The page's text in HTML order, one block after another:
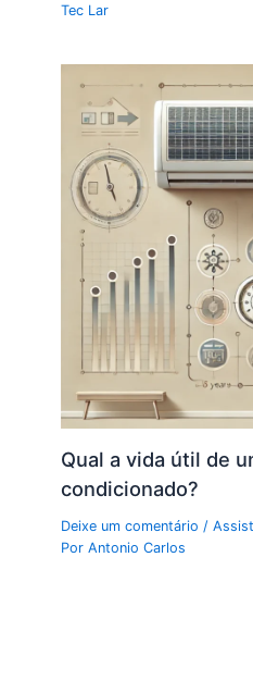
Tec Lar
Qual a vida útil de
condicionado?
Deixe um comentário /
PorAntonio Carlos